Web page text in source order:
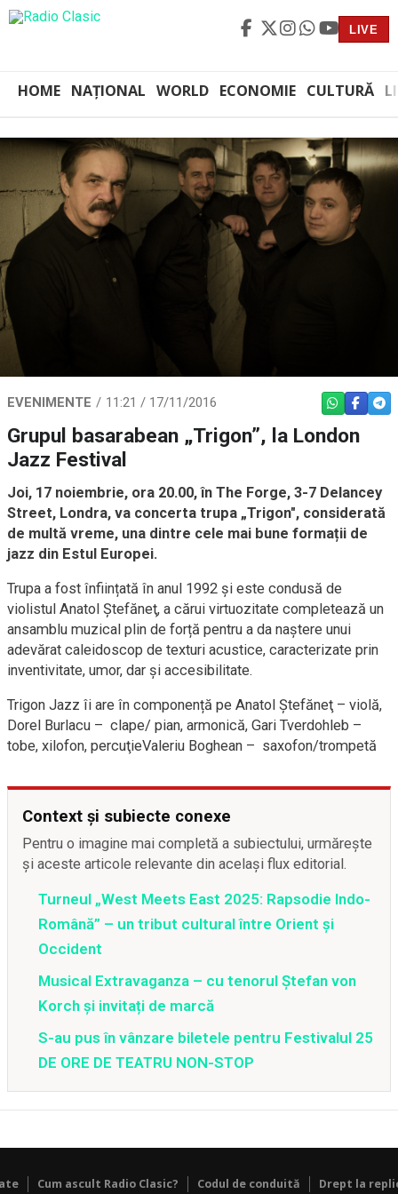
LIVE
HOME NAȚIONAL WORLD ECONOMIE CULTURĂ
EVENIMENTE 11:21 / 17/11/2016 WHATSAPP
Grupul basarabean „Trigon”, la London
Jazz Festival
Joi, 17 noiembrie, ora 20.00, în The Forge, 3-7 Delancey
Street, Londra, va concerta trupa „Trigon", considerată
de multă vreme, una dintre cele mai bune formații de
jazz din Estul Europei.
Trupa a fost înființată în anul 1992 şi este condusă de
violistul Anatol Ştefăneţ, a cărui virtuozitate completează un
ansamblu muzical plin de forță pentru a da naştere unui
adevărat caleidoscop de texturi acustice, caracterizate prin
inventivitate, umor, dar şi accesibilitate.
Trigon Jazz îi are în componență pe Anatol Ştefăneţ – violă,
Dorel Burlacu – clape/ pian, armonică, Gari Tverdohleb –
tobe, xilofon, percuţieValeriu Boghean – saxofon/trompetă
Context și subiecte conexe
Pentru o imagine mai completă a subiectului, urmărește
și aceste articole relevante din același flux editorial.
Turneul „West Meets East 2025: Rapsodie Indo-
Română” – un tribut cultural între Orient și
Occident
Musical Extravaganza – cu tenorul Ștefan von
Korch și invitați de marcă
S-au pus în vânzare biletele pentru Festivalul 25
DE ORE DE TEATRU NON-STOP
Cum ascult Radio Clasic? Codul de conduită Drept la